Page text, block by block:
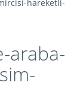
hareketli-
araba-